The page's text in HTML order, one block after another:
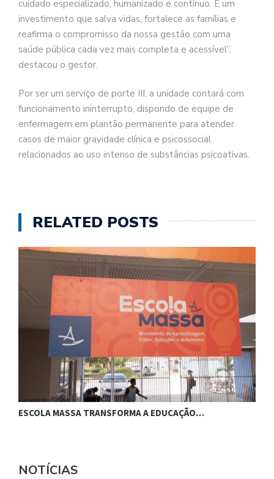
cuidado especializado, humanizado e contínuo. É um
investimento que salva vidas, fortalece as famílias e
reafirma o compromisso da nossa gestão com uma
saúde pública cada vez mais completa e acessível”,
destacou o gestor.
Por ser um serviço de porte III, a unidade contará com
funcionamento ininterrupto, dispondo de equipe de
enfermagem em plantão permanente para atender
casos de maior gravidade clínica e psicossocial
relacionados ao uso intenso de substâncias psicoativas.
RELATED POSTS
ESCOLA MASSA TRANSFORMA A EDUCAÇÃO…
NOTÍCIAS